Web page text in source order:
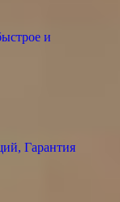
и
Гарантия